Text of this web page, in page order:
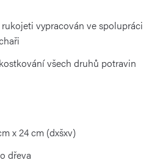
vypracován ve spolupráci
všech druhů potravin
x 24 cm (dxšxv)
dřeva